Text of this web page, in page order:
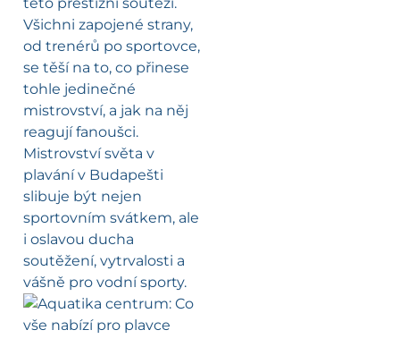
Všichni zapojené strany,
od trenérů po sportovce,
se těší na to, co přinese
tohle jedinečné
mistrovství, a jak na něj
reagují fanoušci.
Mistrovství světa v
plavání v Budapešti
slibuje být nejen
sportovním svátkem, ale
i oslavou ducha
soutěžení, vytrvalosti a
vášně pro vodní sporty.